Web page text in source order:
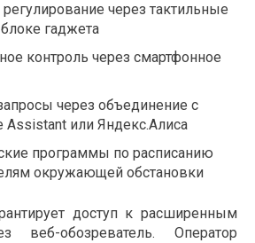
через тактильные
гаджета
контроль через смартфонное
через объединение с
Assistant или Яндекс.Алиса
программы по расписанию
окружающей обстановки
доступ к расширенным
веб-обозреватель. Оператор